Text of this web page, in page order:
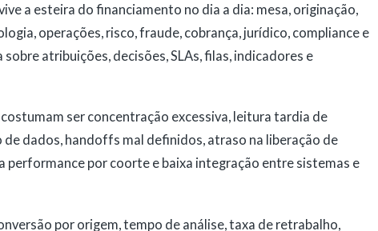
a esteira do financiamento no dia a dia: mesa, originação,
operações, risco, fraude, cobrança, jurídico, compliance e
atribuições, decisões, SLAs, filas, indicadores e
ser concentração excessiva, leitura tardia de
dados, handoffs mal definidos, atraso na liberação de
performance por coorte e baixa integração entre sistemas e
por origem, tempo de análise, taxa de retrabalho,